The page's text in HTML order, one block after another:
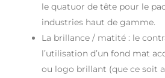
le quatuor de tête pour le
industries haut de gamme.
La brillance / matité : le
l’utilisation d’un fond mat
ou logo brillant (que ce soit